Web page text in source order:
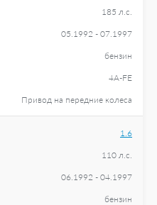
185 л.с.
05.1992 - 07.1997
бензин
4A-FE
Привод на передние колеса
1.6
110 л.с.
06.1992 - 04.1997
бензин